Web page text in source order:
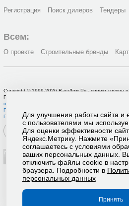
Регистрация Поиск дилеров Тендеры
Всем:
О проекте Строительные бренды
Copyright © 1999-2026 ВашДом.Ру - проект группы «
По вопросам связанным с работой портала вы
поддержки
Политика в отношении обработки персональных
Пользовательское соглашение
Для улучшения работы сайта и
с пользователями мы
Для оценки эффективности
Яндекс.Метрику. Нажмите
соглашаетесь с условиями
ваших персональных данных.
отключить файлы cookie в
браузера. Подробности в
персональных данных
Принять